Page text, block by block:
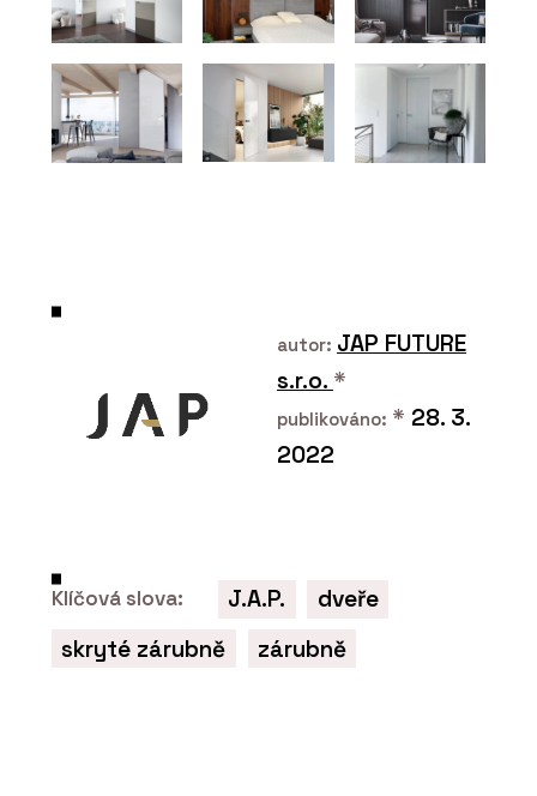
PRODUKTY
Filtrační baterie Vital Tap
- Franke
Indukční varná deska
Mythos 2Gether Icon
Steel s odsavačem par -
autor: JAP FUTURE
s.r.o. *
publikováno: * 28. 3.
2022
Klíčová slova: J.A.P.
dveře
skryté zárubně
zárubně